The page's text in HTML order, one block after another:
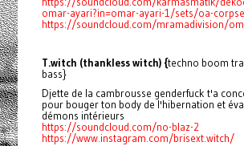
omar-ayari?in=omar-ayari-1/sets/oa-
https://soundcloud.com/mramadivision/
T.witch (thankless witch) {techno boom
bass}
Djette de la cambrousse genderfuck t'a
pour bouger ton body de l'hibernation et
démons intérieurs
https://soundcloud.com/no-blaz-2
https://www.instagram.com/brisext.witch/